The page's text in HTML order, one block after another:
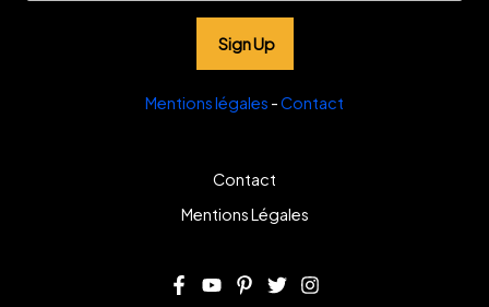
Sign Up
Mentions légales -Contact
Contact
Mentions Légales